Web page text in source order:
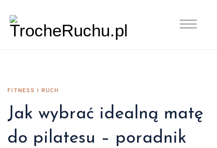
FITNESS I RUCH
Jak wybrać idealną matę
do pilatesu – poradnik